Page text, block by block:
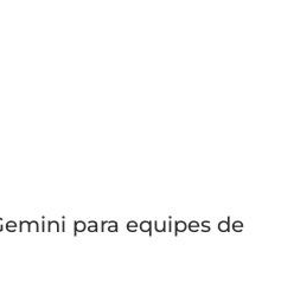
para equipes de